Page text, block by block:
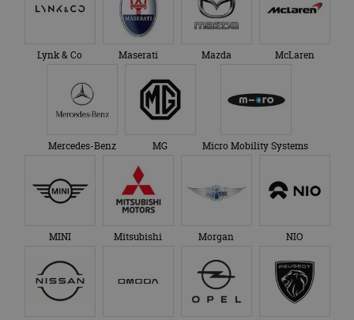
Lynk & Co Maserati Mazda McLaren
Mercedes-Benz MG Micro Mobility Systems
MINI Mitsubishi Morgan NIO